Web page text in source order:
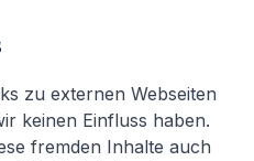
zu externen Webseiten
keinen Einfluss haben.
fremden Inhalte auch